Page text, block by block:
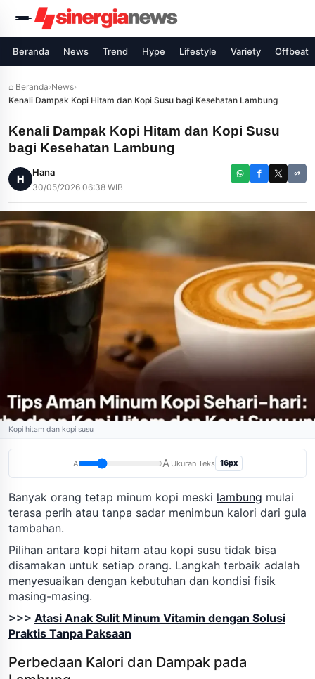
Beranda News Trend Hype Lifestyle Variety Offbeat
⌂ Beranda›News›
Kenali Dampak Kopi Hitam dan Kopi Susu bagi Kesehatan Lambung
Kenali Dampak Kopi Hitam dan Kopi Susu
bagi Kesehatan Lambung
H
Hana
30/05/2026 06:38 WIB
Kopi hitam dan kopi susu
A A Ukuran Teks 16px
Banyak orang tetap minum kopi meski lambung mulai
terasa perih atau tanpa sadar menimbun kalori dari gula
tambahan.
Pilihan antara kopi hitam atau kopi susu tidak bisa
disamakan untuk setiap orang. Langkah terbaik adalah
menyesuaikan dengan kebutuhan dan kondisi fisik
masing-masing.
>>> Atasi Anak Sulit Minum Vitamin dengan Solusi
Praktis Tanpa Paksaan
Perbedaan Kalori dan Dampak pada